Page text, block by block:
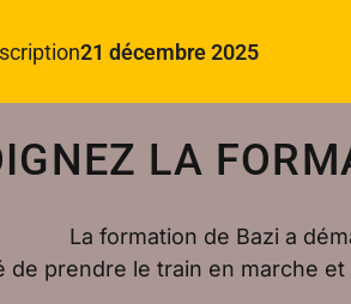
21 décembre 2025
LA
La formation de Bazi a
de prendre le train en marche